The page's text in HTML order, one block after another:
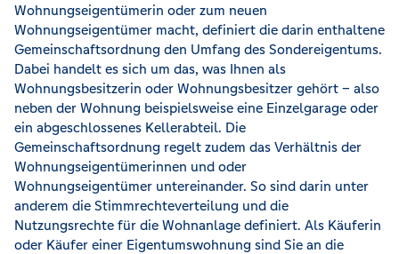
Wohnungseigentümerin oder zum neuen
Wohnungseigentümer macht, definiert die darin enthaltene
Gemeinschaftsordnung den Umfang des Sondereigentums.
Dabei handelt es sich um das, was Ihnen als
Wohnungsbesitzerin oder Wohnungsbesitzer gehört – also
neben der Wohnung beispielsweise eine Einzelgarage oder
ein abgeschlossenes Kellerabteil. Die
Gemeinschaftsordnung regelt zudem das Verhältnis der
Wohnungseigentümerinnen und oder
Wohnungseigentümer untereinander. So sind darin unter
anderem die Stimmrechteverteilung und die
Nutzungsrechte für die Wohnanlage definiert. Als Käuferin
oder Käufer einer Eigentumswohnung sind Sie an die